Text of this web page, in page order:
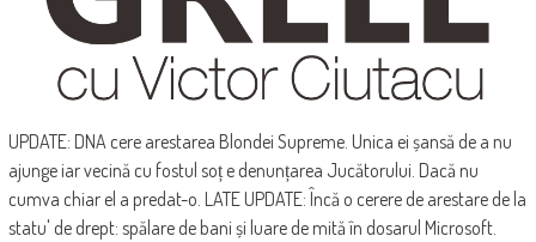
UPDATE: DNA cere arestarea Blondei Supreme. Unica ei șansă de a nu
ajunge iar vecină cu fostul soț e denunțarea Jucătorului. Dacă nu
cumva chiar el a predat-o. LATE UPDATE: Încă o cerere de arestare de la
statu' de drept: spălare de bani și luare de mită în dosarul Microsoft.